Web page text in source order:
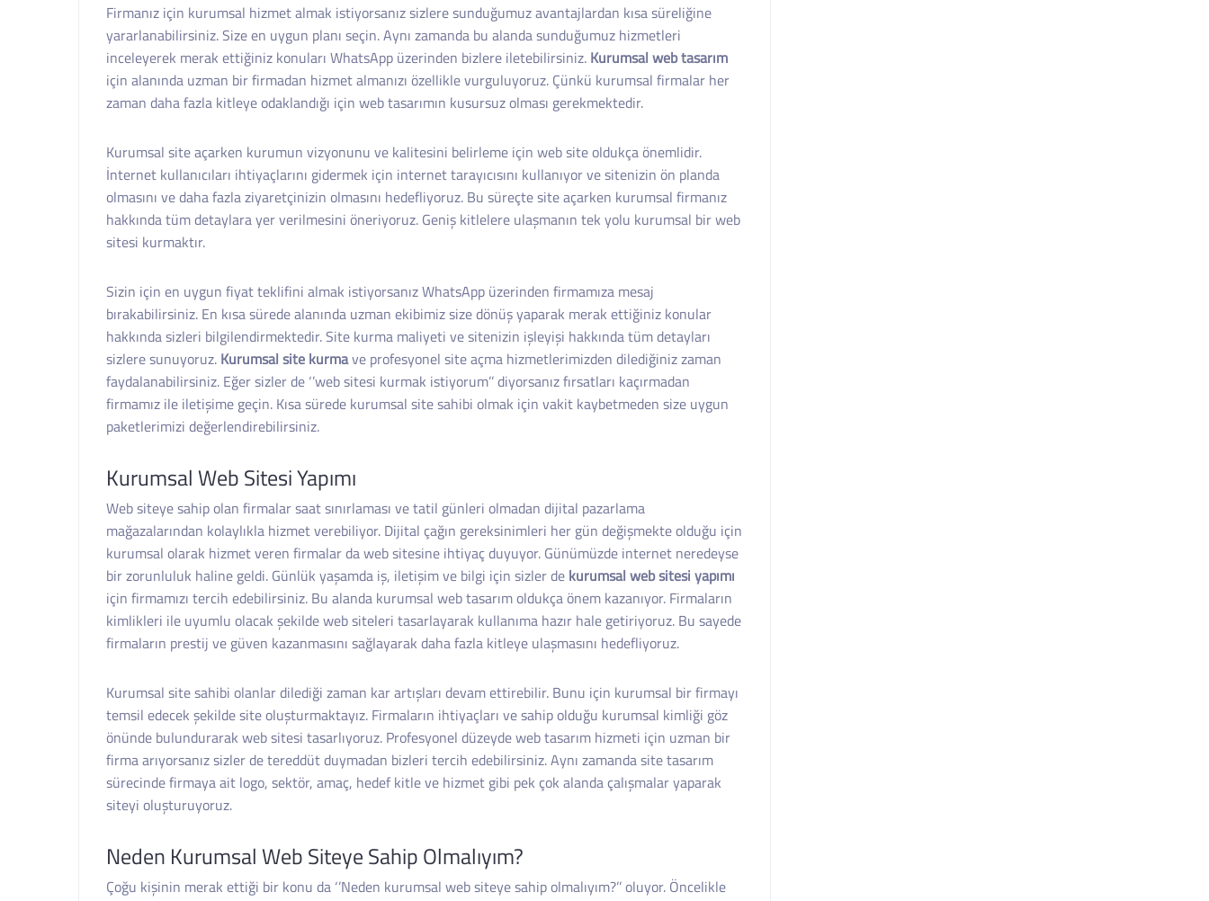
Firmanız için kurumsal hizmet almak istiyorsanız sizlere sunduğumuz avantajlardan kısa süreliğine
yararlanabilirsiniz. Size en uygun planı seçin. Aynı zamanda bu alanda sunduğumuz hizmetleri
inceleyerek merak ettiğiniz konuları WhatsApp üzerinden bizlere iletebilirsiniz. Kurumsal web tasarım
için alanında uzman bir firmadan hizmet almanızı özellikle vurguluyoruz. Çünkü kurumsal firmalar her
zaman daha fazla kitleye odaklandığı için web tasarımın kusursuz olması gerekmektedir.
Kurumsal site açarken kurumun vizyonunu ve kalitesini belirleme için web site oldukça önemlidir.
İnternet kullanıcıları ihtiyaçlarını gidermek için internet tarayıcısını kullanıyor ve sitenizin ön planda
olmasını ve daha fazla ziyaretçinizin olmasını hedefliyoruz. Bu süreçte site açarken kurumsal firmanız
hakkında tüm detaylara yer verilmesini öneriyoruz. Geniş kitlelere ulaşmanın tek yolu kurumsal bir web
sitesi kurmaktır.
Sizin için en uygun fiyat teklifini almak istiyorsanız WhatsApp üzerinden firmamıza mesaj
bırakabilirsiniz. En kısa sürede alanında uzman ekibimiz size dönüş yaparak merak ettiğiniz konular
hakkında sizleri bilgilendirmektedir. Site kurma maliyeti ve sitenizin işleyişi hakkında tüm detayları
sizlere sunuyoruz. Kurumsal site kurmave profesyonel site açma hizmetlerimizden dilediğiniz zaman
faydalanabilirsiniz. Eğer sizler de ‘’web sitesi kurmak istiyorum’’ diyorsanız fırsatları kaçırmadan
firmamız ile iletişime geçin. Kısa sürede kurumsal site sahibi olmak için vakit kaybetmeden size uygun
paketlerimizi değerlendirebilirsiniz.
Kurumsal Web Sitesi Yapımı
Web siteye sahip olan firmalar saat sınırlaması ve tatil günleri olmadan dijital pazarlama
mağazalarından kolaylıkla hizmet verebiliyor. Dijital çağın gereksinimleri her gün değişmekte olduğu için
kurumsal olarak hizmet veren firmalar da web sitesine ihtiyaç duyuyor. Günümüzde internet neredeyse
bir zorunluluk haline geldi. Günlük yaşamda iş, iletişim ve bilgi için sizler de kurumsal web sitesi yapımı
için firmamızı tercih edebilirsiniz. Bu alanda kurumsal web tasarım oldukça önem kazanıyor. Firmaların
kimlikleri ile uyumlu olacak şekilde web siteleri tasarlayarak kullanıma hazır hale getiriyoruz. Bu sayede
firmaların prestij ve güven kazanmasını sağlayarak daha fazla kitleye ulaşmasını hedefliyoruz.
Kurumsal site sahibi olanlar dilediği zaman kar artışları devam ettirebilir. Bunu için kurumsal bir firmayı
temsil edecek şekilde site oluşturmaktayız. Firmaların ihtiyaçları ve sahip olduğu kurumsal kimliği göz
önünde bulundurarak web sitesi tasarlıyoruz. Profesyonel düzeyde web tasarım hizmeti için uzman bir
firma arıyorsanız sizler de tereddüt duymadan bizleri tercih edebilirsiniz. Aynı zamanda site tasarım
sürecinde firmaya ait logo, sektör, amaç, hedef kitle ve hizmet gibi pek çok alanda çalışmalar yaparak
siteyi oluşturuyoruz.
Neden Kurumsal Web Siteye Sahip Olmalıyım?
Çoğu kişinin merak ettiği bir konu da ‘’Neden kurumsal web siteye sahip olmalıyım?’’ oluyor. Öncelikle